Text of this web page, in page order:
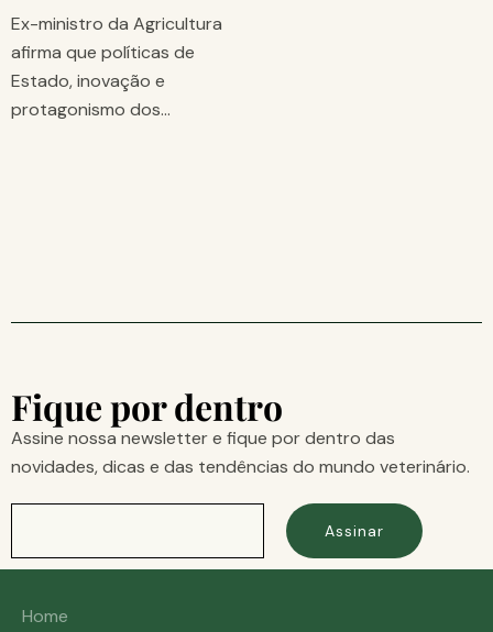
Ex-ministro da Agricultura
afirma que políticas de
Estado, inovação e
protagonismo dos…
Fique por dentro
Assine nossa newsletter e fique por dentro das
novidades, dicas e das tendências do mundo veterinário.
Assinar
Home